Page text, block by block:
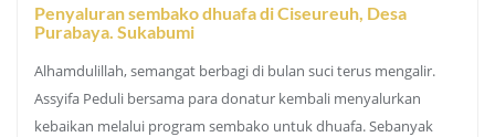
Penyaluran sembako dhuafa di Ciseureuh, Desa
Purabaya. Sukabumi
Alhamdulillah, semangat berbagi di bulan suci terus mengalir.
Assyifa Peduli bersama para donatur kembali menyalurkan
kebaikan melalui program sembako untuk dhuafa. Sebanyak